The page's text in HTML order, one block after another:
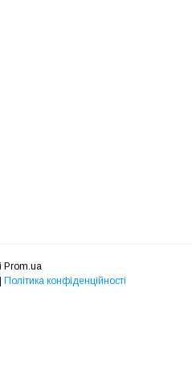
Prom.ua
Політика конфіденційності